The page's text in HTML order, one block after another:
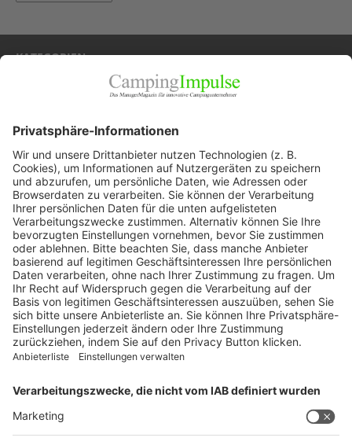
KATEGORIEN
Firmenporträts
Panorama
Produkte
Ratgeber
Weitblick
WEITERES AUS DEM VERLAG
Reisemobil International